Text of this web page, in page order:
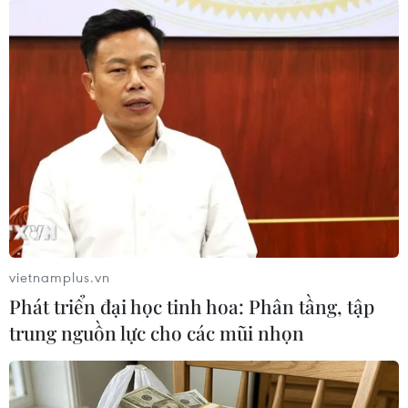
TIN LIÊN QUAN
Taliban bác đề nghị hòa bình của Chính
phủ Afghanistan
vietnamplus.vn
Phát triển đại học tinh hoa: Phân tầng, tập
trung nguồn lực cho các mũi nhọn